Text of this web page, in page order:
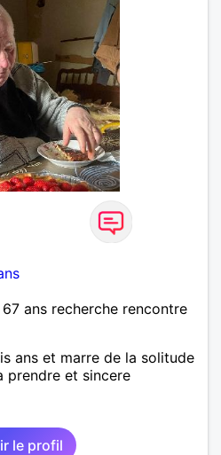
ans recherche rencontre
ans et marre de la solitude
prendre et sincere
le profil